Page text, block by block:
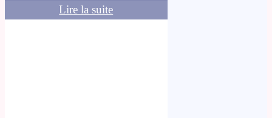
Lire la suite